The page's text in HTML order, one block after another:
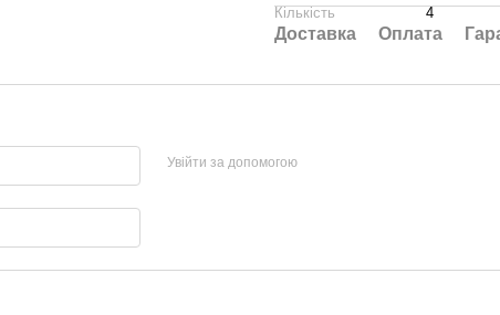
Кількість
4
Доставка Оплата
Увійти за допомогою